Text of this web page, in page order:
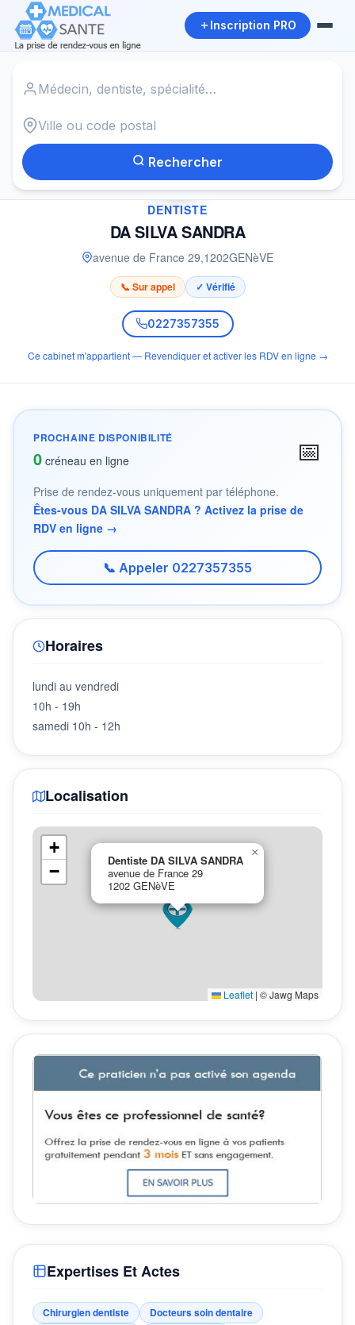
Inscription PRO
Rechercher
✓
DENTISTE
DA SILVA SANDRA
avenue de France 29,1202GENèVE
📞 Sur appel ✓ Vérifié
0227357355
Ce cabinet m'appartient — Revendiquer et activer les RDV en ligne →
Expertises Et Actes
Chirurgien dentiste
Docteurs soin dentaire
PROCHAINE DISPONIBILITÉ
0 créneau en ligne 📅
Prise de rendez-vous uniquement par téléphone.
Êtes-vous DA SILVA SANDRA ? Activez la prise de
RDV en ligne →
📞 Appeler 0227357355
Horaires
lundi au vendredi
10h - 19h
samedi 10h - 12h
Localisation
Dentiste DA SILVA SANDRA
avenue de France 29
1202 GENèVE
×
+
−
Leaflet | © Jawg Maps